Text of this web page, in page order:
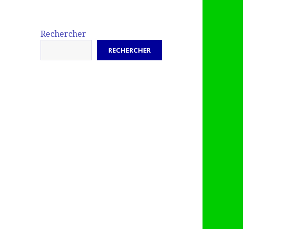
Rechercher
RECHERCHER